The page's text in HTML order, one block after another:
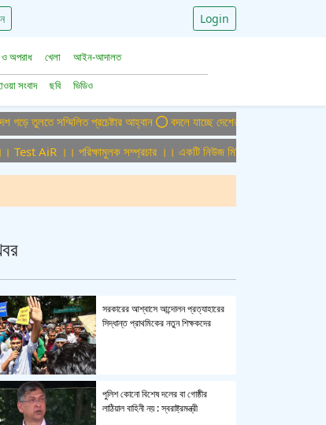
Login
ও অপরাধ খেলা
আইন-আদালত
সংবাদ ছবি ভিডিও
সম্মিলিত প্রচেষ্টার আহ্বান বদলে যাচ্ছে দেশের বিমান ও পর্যটন খাত,
AiR ।। পরিক্ষামুলক সম্প্রচার ।। একটি নিউজ মিডিয়া হাউজের জন্য অফিস
সরকারের আশ্বাসে আন্দোলন প্রত্যাহারের
সিদ্ধান্ত প্রাথমিকের নতুন শিক্ষকদের
পুলিশ কোনো বিশেষ দলের বা গোষ্ঠীর
লাঠিয়াল বাহিনী নয় : স্বরাষ্ট্রমন্ত্রী